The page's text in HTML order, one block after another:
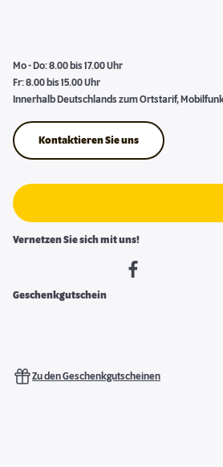
Mo - Do: 8.00 bis 17.00 Uhr
Fr: 8.00 bis 15.00 Uhr
Innerhalb Deutschlands zum Ortstarif,
Kontaktieren Sie uns
Vernetzen Sie sich mit uns!
Geschenkgutschein
Zu den Geschenkgutscheinen